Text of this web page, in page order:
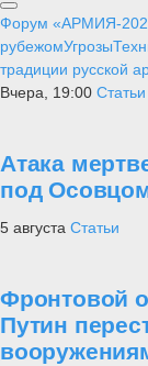
Форум «АРМИЯ-
рубежомУгрозы
традиции русской
Вчера, 19:00 Статьи
Атака
под
5 августа Статьи
Фронтовой
Путин